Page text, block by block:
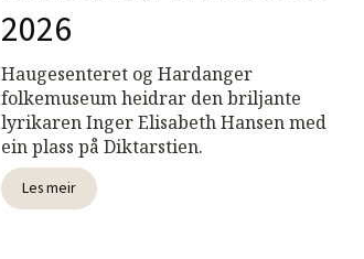
2026
Haugesenteret og Hardanger
folkemuseum heidrar den briljante
lyrikaren Inger Elisabeth Hansen med
ein plass på Diktarstien.
Les meir